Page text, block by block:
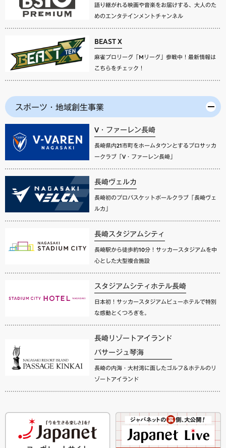
語り継がれる映画や音楽をお届けする、大人のた
めのエンタテインメントチャンネル
BEAST X
麻雀プロリーグ「Mリーグ」参戦中！最新情報は
こちらをチェック！
スポーツ・地域創生事業
V・ファーレン長崎
長崎県内21市町をホームタウンとするプロサッカ
ークラブ「V・ファーレン長崎」
長崎ヴェルカ
長崎初のプロバスケットボールクラブ「長崎ヴェ
ルカ」
長崎スタジアムシティ
長崎駅から徒歩約10分！サッカースタジアムを中
心とした大型複合施設
スタジアムシティホテル長崎
日本初！サッカースタジアムビューホテルで特別
な感動とくつろぎを。
長崎リゾートアイランド
パサージュ琴海
長崎の内海・大村湾に面したゴルフ＆ホテルのリ
ゾートアイランド